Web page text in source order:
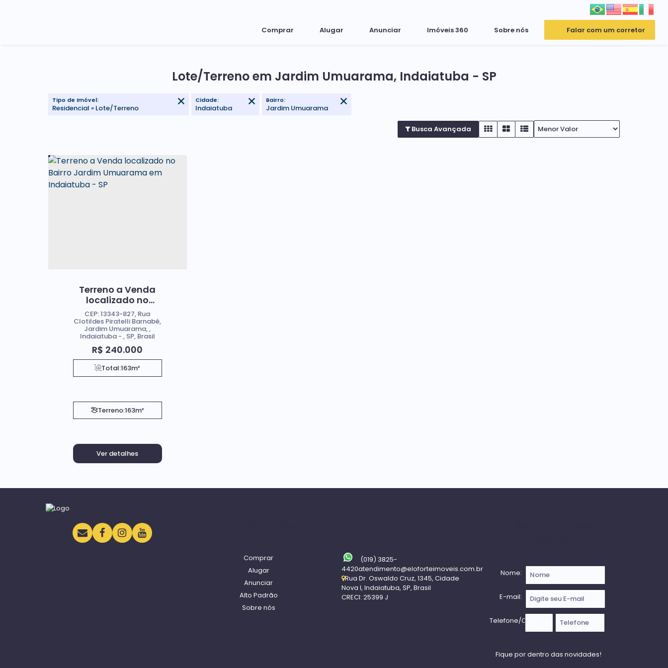
Falar com um corretor
Sobre nós
Imóveis 360
Anunciar
Alugar
Comprar
Lote/Terreno em Jardim Umuarama, Indaiatuba - SP
Tipo de Imóvel:
Residencial » Lote/Terreno
Cidade:
Indaiatuba
Bairro:
Jardim Umuarama
Busca Avançada
Terreno a Venda
localizado no
Bairro Jardim
Umuarama em
Indaiatuba - SP
R$ 240.000
CEP: 13343-827, Rua
Clotildes Piratelli Barnabé,
Jardim Umuarama ,
Indaiatuba , SP, Brasil
Total:163m²
Terreno:163m²
Ver detalhes
Comprar
Alugar
Anunciar
Alto Padrão
Sobre nós
(019) 3825-
4420atendimento@eloforteimoveis.com.br
Rua Dr. Oswaldo Cruz, 1345, Cidade
Nova I, Indaiatuba, SP, Brasil
CRECI: 25399 J
Nome:
E-mail:
Telefone/Celular: